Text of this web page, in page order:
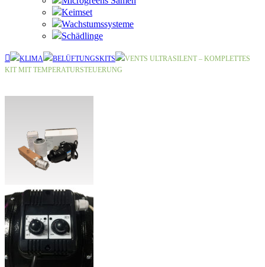
Keimset
Wachstumssysteme
Schädlinge
KLIMA BELÜFTUNGSKITS
VENTS ULTRASILENT – KOMPLETTES
KIT MIT TEMPERATURSTEUERUNG